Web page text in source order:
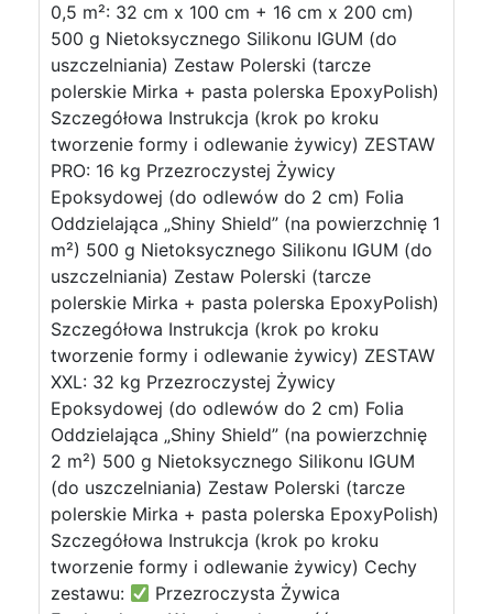
0,5 m²: 32 cm x 100 cm + 16 cm x 200 cm)
500 g Nietoksycznego Silikonu IGUM (do
uszczelniania) Zestaw Polerski (tarcze
polerskie Mirka + pasta polerska EpoxyPolish)
Szczegółowa Instrukcja (krok po kroku
tworzenie formy i odlewanie żywicy) ZESTAW
PRO: 16 kg Przezroczystej Żywicy
Epoksydowej (do odlewów do 2 cm) Folia
Oddzielająca „Shiny Shield” (na powierzchnię 1
m²) 500 g Nietoksycznego Silikonu IGUM (do
uszczelniania) Zestaw Polerski (tarcze
polerskie Mirka + pasta polerska EpoxyPolish)
Szczegółowa Instrukcja (krok po kroku
tworzenie formy i odlewanie żywicy) ZESTAW
XXL: 32 kg Przezroczystej Żywicy
Epoksydowej (do odlewów do 2 cm) Folia
Oddzielająca „Shiny Shield” (na powierzchnię
2 m²) 500 g Nietoksycznego Silikonu IGUM
(do uszczelniania) Zestaw Polerski (tarcze
polerskie Mirka + pasta polerska EpoxyPolish)
Szczegółowa Instrukcja (krok po kroku
tworzenie formy i odlewanie żywicy) Cechy
zestawu:
Przezroczysta Żywica